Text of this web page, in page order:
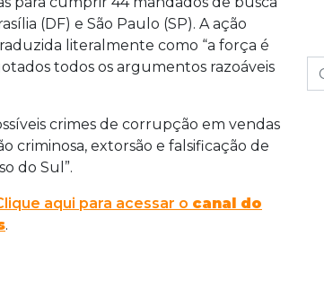
(DF) e São Paulo (SP). A ação
literalmente como “a força é
todos os argumentos razoáveis
crimes de corrupção em vendas
criminosa, extorsão e falsificação de
do Sul”.
aqui para acessar o canal do
.